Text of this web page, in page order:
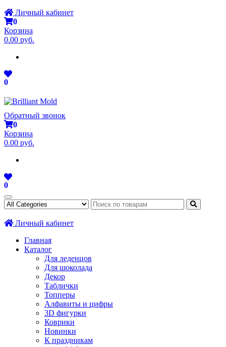
Личный кабинет
0
Корзина
0.00 руб.
0
Обратный звонок
0
Корзина
0.00 руб.
0
Личный кабинет
Главная
Каталог
Для леденцов
Для шоколада
Декор
Таблички
Топперы
Алфавиты и цифры
3D фигурки
Коврики
Новинки
К праздникам